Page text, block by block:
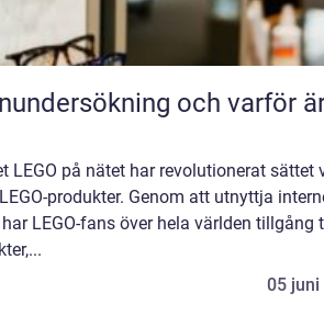
och varför
LEGO på nätet har revolutionerat sättet
produkter. Genom att utnyttja
LEGO-fans över hela världen tillgång
05 juni